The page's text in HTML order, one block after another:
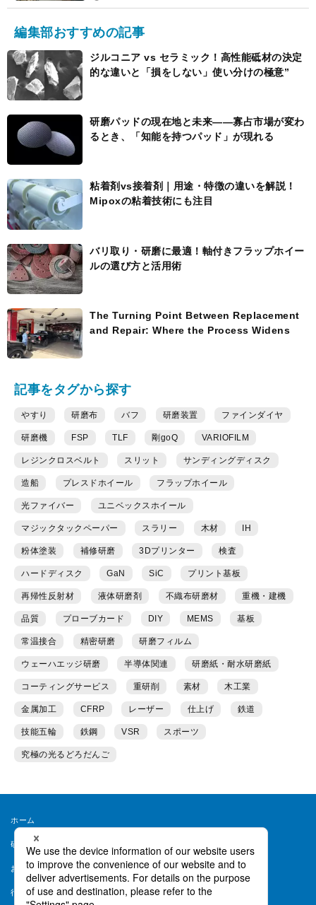
編集部おすすめの記事
ジルコニア vs セラミック！高性能砥材の決定
的な違いと「損をしない」使い分けの極意”
研磨パッドの現在地と未来――寡占市場が変わ
るとき、「知能を持つパッド」が現れる
粘着剤vs接着剤｜用途・特徴の違いを解説！
Mipoxの粘着技術にも注目
バリ取り・研磨に最適！軸付きフラップホイー
ルの選び方と活用術
The Turning Point Between Replacement
and Repair: Where the Process Widens
記事をタグから探す
やすり 研磨布 バフ 研磨装置 ファインダイヤ
研磨機 FSP TLF 剛goQ VARIOFILM
レジンクロスベルト スリット サンディングディスク
造船 プレスドホイール フラップホイール
光ファイバー ユニベックスホイール
マジックタックペーパー スラリー 木材 IH
粉体塗装 補修研磨 3Dプリンター 検査
ハードディスク GaN SiC プリント基板
再帰性反射材 液体研磨剤 不織布研磨材 重機・建機
品質 プローブカード DIY MEMS 基板
常温接合 精密研磨 研磨フィルム
ウェーハエッジ研磨 半導体関連 研磨紙・耐水研磨紙
コーティングサービス 重研削 素材 木工業
金属加工 CFRP レーザー 仕上げ 鉄道
技能五輪 鉄鋼 VSR スポーツ
究極の光るどろだんご
ホーム
研磨ラボとは
お問い合わせ 会員規約
行動ターゲティング等について ヘルプ